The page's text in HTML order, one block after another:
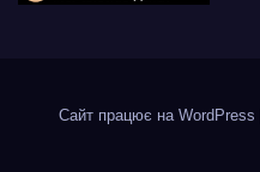
Сайт працює на WordPress